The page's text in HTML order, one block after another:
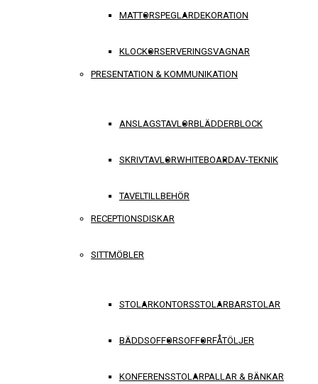
MATTORSPEGLARDEKORATION
KLOCKORSERVERINGSVAGNAR
PRESENTATION & KOMMUNIKATION
ANSLAGSTAVLORBLÄDDERBLOCK
SKRIVTAVLORWHITEBOARDAV-TEKNIK
TAVELTILLBEHÖR
RECEPTIONSDISKAR
SITTMÖBLER
STOLARKONTORSSTOLARBARSTOLAR
BÄDDSOFFORSOFFORFÅTÖLJER
KONFERENSSTOLARPALLAR & BÄNKAR